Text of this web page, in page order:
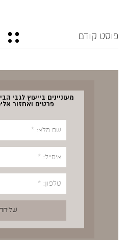
פוסט קודם
מעוניינים בייעוץ לגבי
פרטים ואחזור